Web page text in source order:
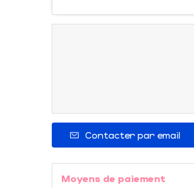
Contacter par email
Moyens de paiement